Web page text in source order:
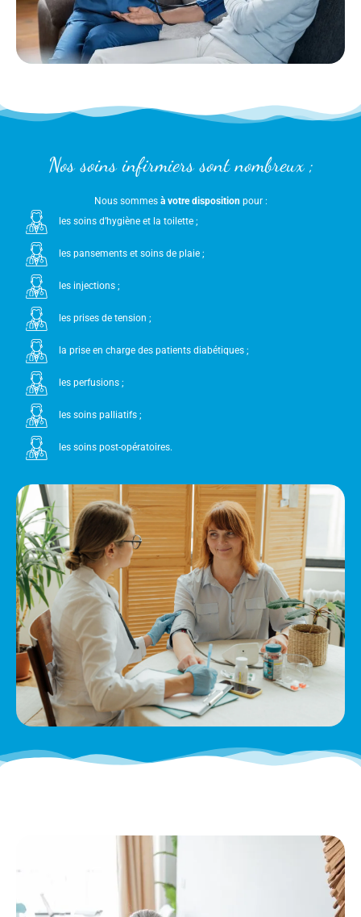
Nos soins infirmiers sont nombreux ;
Nous sommes à votre dispositionpour :
les soins d’hygiène et la toilette ;
les pansements et soins de plaie ;
les injections ;
les prises de tension ;
la prise en charge des patients diabétiques ;
les perfusions ;
les soins palliatifs ;
les soins post-opératoires.